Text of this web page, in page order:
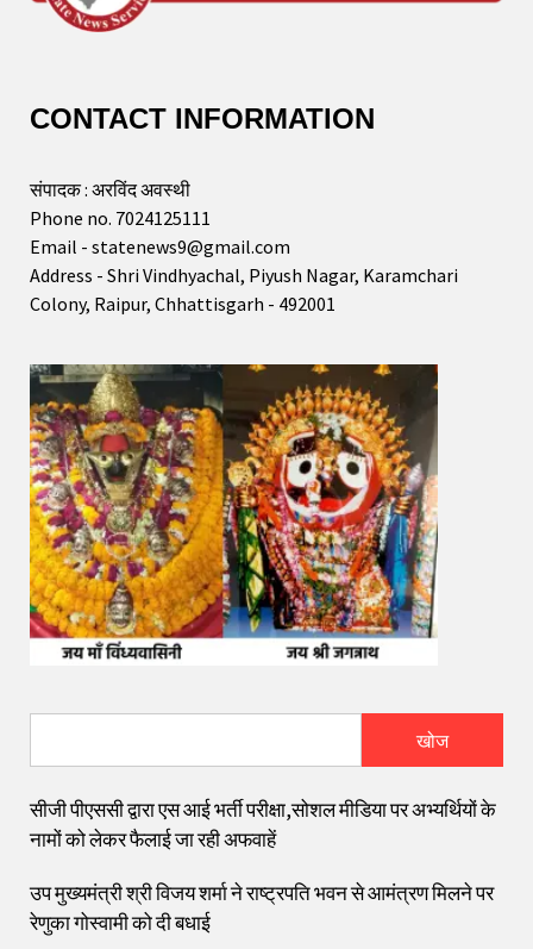
CONTACT INFORMATION
संपादक : अरविंद अवस्थी
Phone no. 7024125111
Email - statenews9@gmail.com
Address - Shri Vindhyachal, Piyush Nagar, Karamchari
Colony, Raipur, Chhattisgarh - 492001
खोज
सीजी पीएससी द्वारा एस आई भर्ती परीक्षा,सोशल मीडिया पर अभ्यर्थियों के
नामों को लेकर फैलाई जा रही अफवाहें
उप मुख्यमंत्री श्री विजय शर्मा ने राष्ट्रपति भवन से आमंत्रण मिलने पर
रेणुका गोस्वामी को दी बधाई